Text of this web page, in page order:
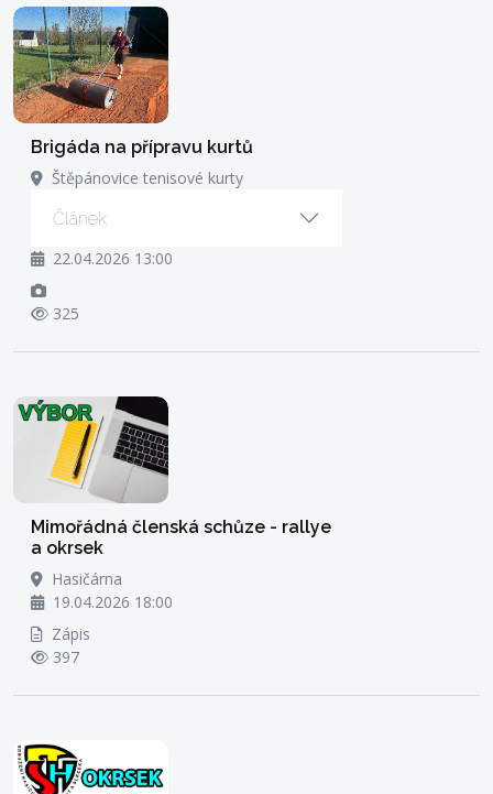
Brigáda na přípravu kurtů
Štěpánovice tenisové kurty
Článek
22.04.2026 13:00
325
Mimořádná členská schůze - rallye
a okrsek
Hasičárna
19.04.2026 18:00
Zápis
397